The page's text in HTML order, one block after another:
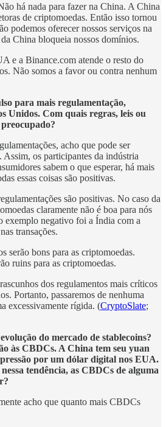
há nada para fazer na China. A China
de criptomoedas. Então isso tornou
podemos oferecer nossos serviços na
China bloqueia nossos domínios.
e a Binance.com atende o resto do
Não somos a favor ou contra nenhum
para mais regulamentação,
Unidos. Com quais regras, leis ou
acho que pode ser
os participantes da indústria
sabem o que esperar, há mais
essas coisas são positivas.
são positivas. No caso da
claramente não é boa para nós
exemplo negativo foi a Índia com a
transações.
serão bons para as criptomoedas.
ruins para as criptomoedas.
dos regulamentos mais críticos
Portanto, passaremos de nenhuma
excessivamente rígida. (CryptoSlate;
do mercado de stablecoins?
às CBDCs. A China tem seu yuan
por um dólar digital nos EUA.
tendência, as CBDCs de alguma
acho que quanto mais CBDCs